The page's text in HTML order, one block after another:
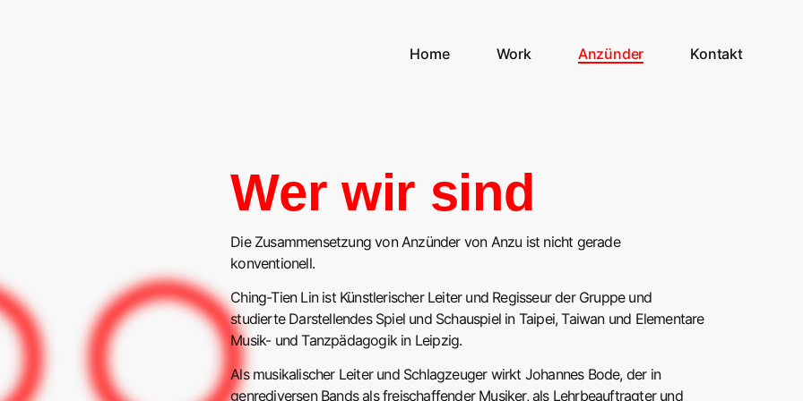
Home Work Anzünder Kontakt
◯︎
Wer wir sind
Die Zusammensetzung von Anzünder von Anzu ist nicht gerade
konventionell.
Ching-Tien Lin ist Künstlerischer Leiter und Regisseur der Gruppe und
studierte Darstellendes Spiel und Schauspiel in Taipei, Taiwan und Elementare
Musik- und Tanzpädagogik in Leipzig.
Als musikalischer Leiter und Schlagzeuger wirkt Johannes Bode, der in
genrediversen Bands als freischaffender Musiker, als Lehrbeauftragter und